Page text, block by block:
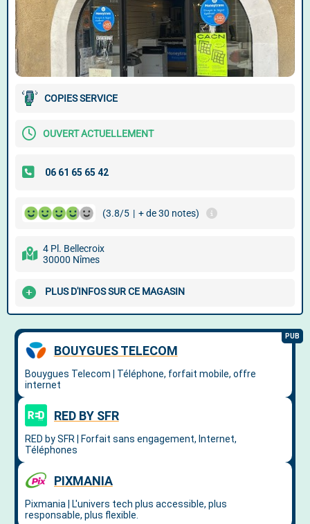
COPIES SERVICE
OUVERT ACTUELLEMENT
(3.8/5 | + de 30 notes)
4 Pl. Bellecroix
30000 Nîmes
PLUS D'INFOS SUR CE MAGASIN